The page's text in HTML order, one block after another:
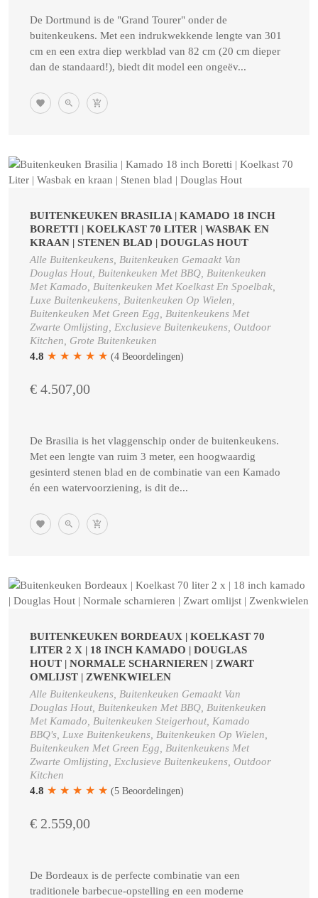
De Dortmund is de "Grand Tourer" onder de
buitenkeukens. Met een indrukwekkende lengte van 301
cm en een extra diep werkblad van 82 cm (20 cm dieper
dan de standaard!), biedt dit model een ongeëv...
BUITENKEUKEN BRASILIA | KAMADO 18 INCH
BORETTI | KOELKAST 70 LITER | WASBAK EN
KRAAN | STENEN BLAD | DOUGLAS HOUT
Alle Buitenkeukens, Buitenkeuken Gemaakt Van
Douglas Hout, Buitenkeuken Met BBQ, Buitenkeuken
Met Kamado, Buitenkeuken Met Koelkast En Spoelbak,
Luxe Buitenkeukens, Buitenkeuken Op Wielen,
Buitenkeuken Met Green Egg, Buitenkeukens Met
Zwarte Omlijsting, Exclusieve Buitenkeukens, Outdoor
Kitchen, Grote Buitenkeuken
4.8 ★ ★ ★ ★ ★ (4 Beoordelingen)
€ 4.507,00
De Brasilia is het vlaggenschip onder de buitenkeukens.
Met een lengte van ruim 3 meter, een hoogwaardig
gesinterd stenen blad en de combinatie van een Kamado
én een watervoorziening, is dit de...
BUITENKEUKEN BORDEAUX | KOELKAST 70
LITER 2 X | 18 INCH KAMADO | DOUGLAS
HOUT | NORMALE SCHARNIEREN | ZWART
OMLIJST | ZWENKWIELEN
Alle Buitenkeukens, Buitenkeuken Gemaakt Van
Douglas Hout, Buitenkeuken Met BBQ, Buitenkeuken
Met Kamado, Buitenkeuken Steigerhout, Kamado
BBQ's, Luxe Buitenkeukens, Buitenkeuken Op Wielen,
Buitenkeuken Met Green Egg, Buitenkeukens Met
Zwarte Omlijsting, Exclusieve Buitenkeukens, Outdoor
Kitchen
4.8 ★ ★ ★ ★ ★ (5 Beoordelingen)
€ 2.559,00
De Bordeaux is de perfecte combinatie van een
traditionele barbecue-opstelling en een moderne